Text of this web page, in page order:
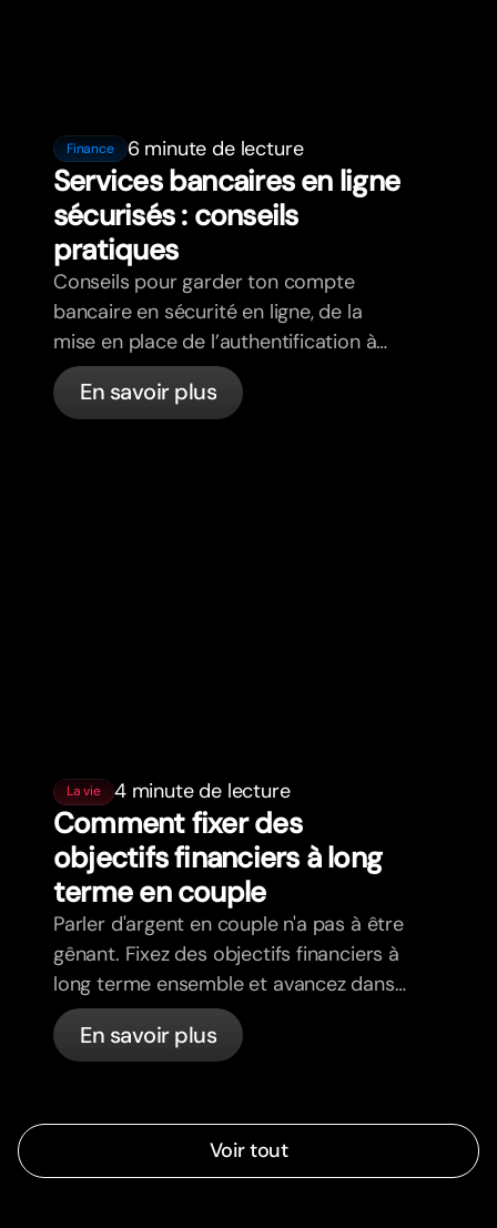
Finance 6 minute de lecture
Services bancaires en ligne
sécurisés : conseils
pratiques
Conseils pour garder ton compte
bancaire en sécurité en ligne, de la
mise en place de l’authentification à
deux facteurs à la détection du
phishing, en passant par le contrôle de
En savoir plus
La vie 4 minute de lecture
Comment fixer des
objectifs financiers à long
terme en couple
Parler d'argent en couple n'a pas à être
gênant. Fixez des objectifs financiers à
long terme ensemble et avancez dans
la même direction.
En savoir plus
Voir tout